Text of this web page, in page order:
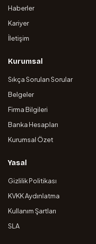
Haberler
Kariyer
İletişim
Kurumsal
Sıkça Sorulan Sorular
Belgeler
Firma Bilgileri
Banka Hesapları
Kurumsal Özet
Yasal
Gizlilik Politikası
KVKK Aydınlatma
Kullanım Şartları
SLA